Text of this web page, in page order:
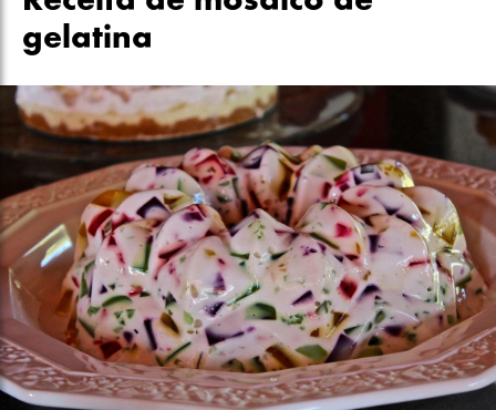
gelatina